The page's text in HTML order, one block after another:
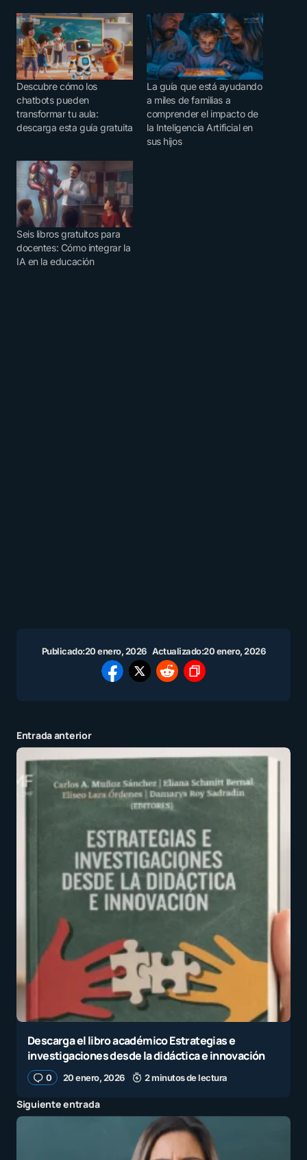
Descubre cómo los
chatbots pueden
transformar tu aula:
descarga esta guía gratuita
La guía que está ayudando
a miles de familias a
comprender el impacto de
la Inteligencia Artificial en
sus hijos
Seis libros gratuitos para
docentes: Cómo integrar la
IA en la educación
Publicado:20 enero, 2026 Actualizado:20 enero, 2026
Entrada anterior
Descarga el libro académico Estrategias e
investigaciones desde la didáctica e innovación
0 20 enero, 2026 2 minutos de lectura
Siguiente entrada